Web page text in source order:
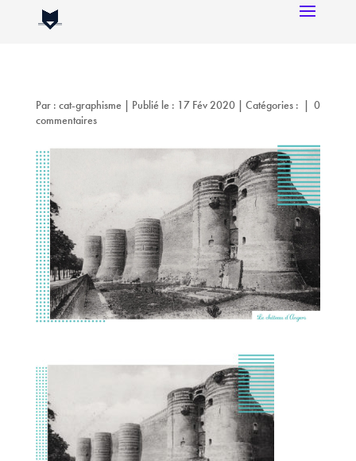
Par : cat-graphisme | Publié le : 17 Fév 2020 | Catégories : | 0
commentaires